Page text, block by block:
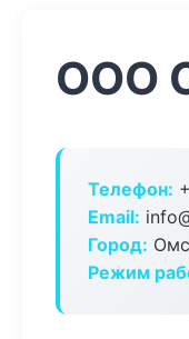
ООО
Телефон:
Email:
Город:
Режим